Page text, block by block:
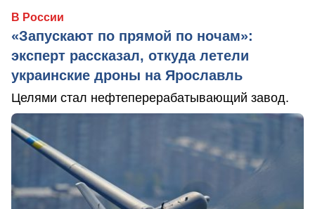
В России
«Запускают по прямой по ночам»:
эксперт рассказал, откуда летели
украинские дроны на Ярославль
Целями стал нефтеперерабатывающий завод.